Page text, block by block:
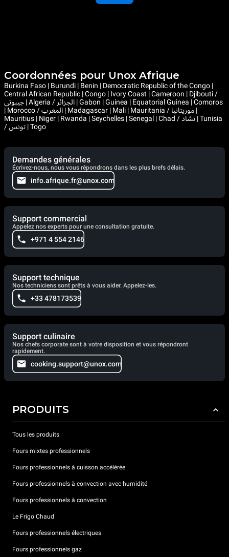
Coordonnées pour Unox Afrique
Burkina Faso | Burundi | Benin | Democratic Republic of the Congo |
Central African Republic | Congo | Ivory Coast | Cameroon | Djibouti /
جيبوتي | Algeria / الجزائر | Gabon | Guinea | Equatorial Guinea | Comoros
| Morocco / المغرب | Madagascar | Mali | Mauritania / موريتانيا |
Mauritius | Niger | Rwanda | Seychelles | Senegal | Chad / تشاد | Tunisia
/ تونس | Togo
Demandes générales
Écrivez-nous, nous vous répondrons dans les plus brefs délais.
info.afrique.fr@unox.com
Support commercial
Appelez nos experts pour une consultation gratuite.
+971 4 554 2146
Support technique
Nos techniciens sont prêts à vous aider. Appelez-les.
+33 478173539
Support culinaire
Nos chefs corporate sont à votre disposition et vous répondront
rapidement.
cooking.support@unox.com
PRODUITS
Tous les produits
Fours mixtes professionnels
Fours professionnels à cuisson accélérée
Fours professionnels à convection avec humidité
Fours professionnels à convection
Le Frigo Chaud
Fours professionnels électriques
Fours professionnels gaz